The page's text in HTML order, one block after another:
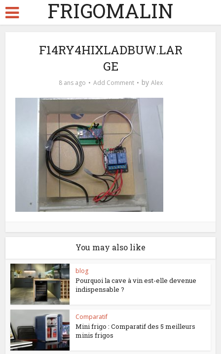
FRIGOMALIN
F14RY4HIXLADBUW.LAR
GE
8 ans ago Add Comment by Alex
You may also like
blog
Pourquoi la cave à vin est-elle devenue
indispensable ?
Comparatif
Mini frigo : Comparatif des 5 meilleurs
minis frigos